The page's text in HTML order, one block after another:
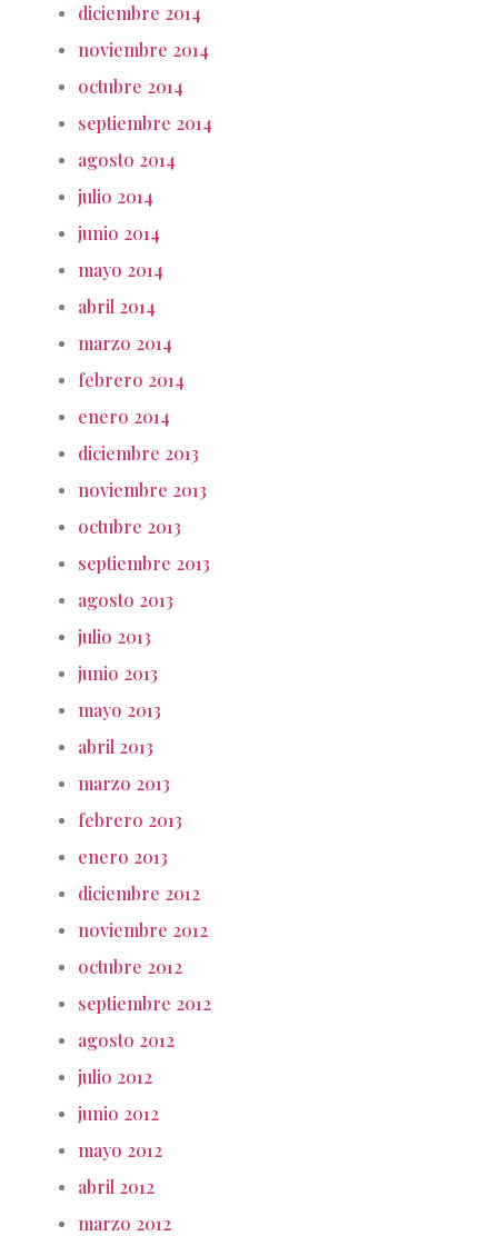
diciembre 2014
noviembre 2014
octubre 2014
septiembre 2014
agosto 2014
julio 2014
junio 2014
mayo 2014
abril 2014
marzo 2014
febrero 2014
enero 2014
diciembre 2013
noviembre 2013
octubre 2013
septiembre 2013
agosto 2013
julio 2013
junio 2013
mayo 2013
abril 2013
marzo 2013
febrero 2013
enero 2013
diciembre 2012
noviembre 2012
octubre 2012
septiembre 2012
agosto 2012
julio 2012
junio 2012
mayo 2012
abril 2012
marzo 2012